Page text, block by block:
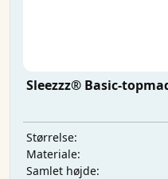
Sleezzz® Basic-
Størrelse:
Materiale:
Samlet højde: